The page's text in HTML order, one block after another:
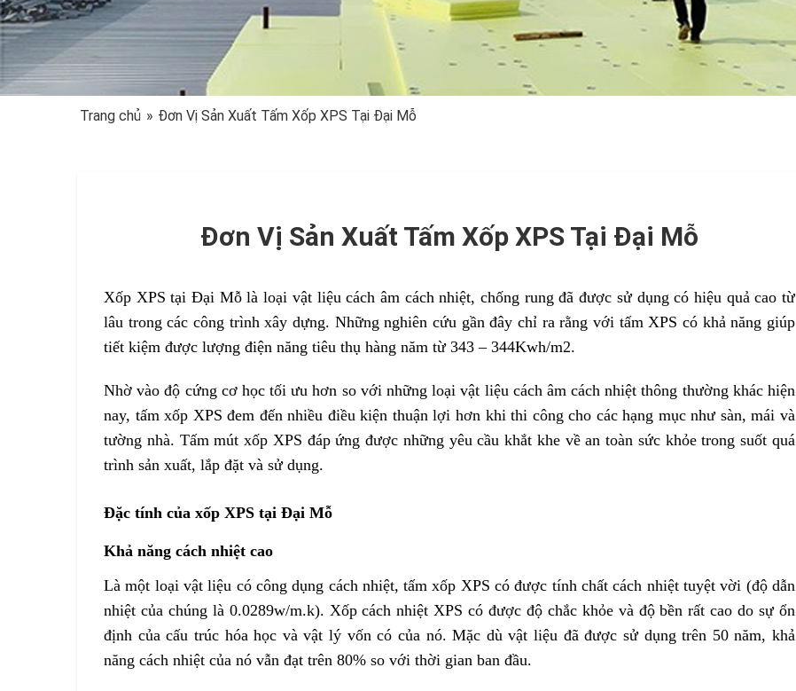
Trang chủ » Đơn Vị Sản Xuất Tấm Xốp XPS Tại Đại Mỗ
Đơn Vị Sản Xuất Tấm Xốp XPS Tại Đại Mỗ
Xốp XPS tại Đại Mỗ là loại vật liệu cách âm cách nhiệt, chống rung đã được sử dụng có hiệu quả cao từ
lâu trong các công trình xây dựng. Những nghiên cứu gần đây chỉ ra rằng với tấm XPS có khả năng giúp
tiết kiệm được lượng điện năng tiêu thụ hàng năm từ 343 – 344Kwh/m2.
Nhờ vào độ cứng cơ học tối ưu hơn so với những loại vật liệu cách âm cách nhiệt thông thường khác hiện
nay, tấm xốp XPS đem đến nhiều điều kiện thuận lợi hơn khi thi công cho các hạng mục như sàn, mái và
tường nhà. Tấm mút xốp XPS đáp ứng được những yêu cầu khắt khe về an toàn sức khỏe trong suốt quá
trình sản xuất, lắp đặt và sử dụng.
Đặc tính của xốp XPS tại Đại Mỗ
Khả năng cách nhiệt cao
Là một loại vật liệu có công dụng cách nhiệt, tấm xốp XPS có được tính chất cách nhiệt tuyệt vời (độ dẫn
nhiệt của chúng là 0.0289w/m.k). Xốp cách nhiệt XPS có được độ chắc khỏe và độ bền rất cao do sự ổn
định của cấu trúc hóa học và vật lý vốn có của nó. Mặc dù vật liệu đã được sử dụng trên 50 năm, khả
năng cách nhiệt của nó vẫn đạt trên 80% so với thời gian ban đầu.